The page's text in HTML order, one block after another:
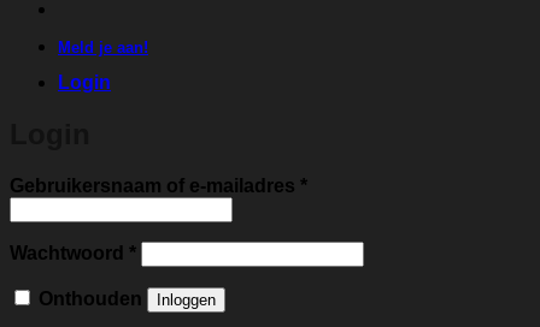
Meld je aan!
Login
Gebruikersnaam of e-mailadres *Vereist
Wachtwoord *Vereist
Onthouden Inloggen